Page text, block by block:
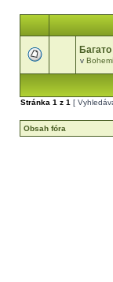
v
Stránka 1 z 1 [
Obsah fóra